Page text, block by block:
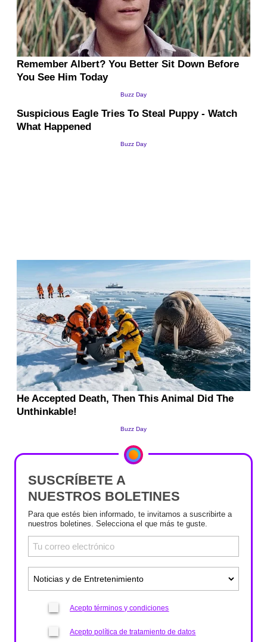
SUSCRÍBETE A
NUESTROS BOLETINES
Para que estés bien informado, te invitamos a suscribirte a
nuestros boletines. Selecciona el que más te guste.
Acepto términos y condiciones
Acepto política de tratamiento de datos